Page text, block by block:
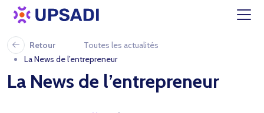
Retour
Toutes les actualités
La News de l’entrepreneur
La News de l’entrepreneur